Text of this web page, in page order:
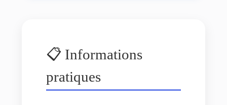
📋 Informations
pratiques